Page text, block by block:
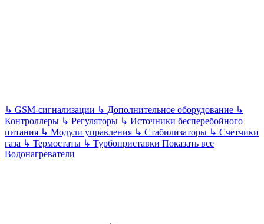
↳ GSM-сигнализации ↳ Дополнительное оборудование ↳
Контроллеры ↳ Регуляторы ↳ Источники бесперебойного
питания ↳ Модули управления ↳ Стабилизаторы ↳ Счетчики
газа ↳ Термостаты ↳ Турбоприставки Показать все
Водонагреватели